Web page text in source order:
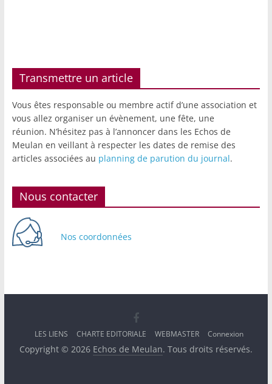
Transmettre un article
Vous êtes responsable ou membre actif d’une association et
vous allez organiser un évènement, une fête, une
réunion. N’hésitez pas à l’annoncer dans les Echos de
Meulan en veillant à respecter les dates de remise des
articles associées au planning de parution du journal.
Nous contacter
Nos coordonnées
LES LIENS CHARTE EDITORIALE WEBMASTER Connexion
Copyright © 2026 Echos de Meulan. Tous droits réservés.